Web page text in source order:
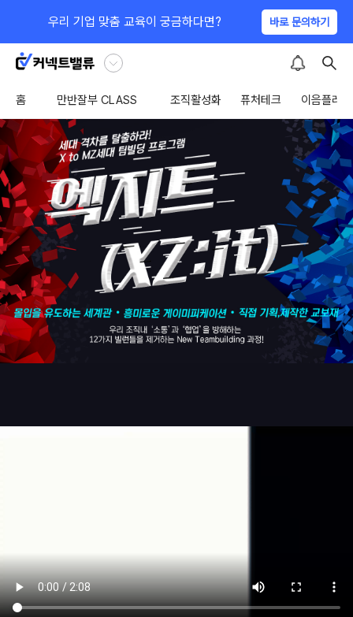
우리 기업 맞춤 교육이 궁금하다면? 바로 문의하기
홈 만반잘부 CLASS 조직활성화 퓨처테크 이음플레이